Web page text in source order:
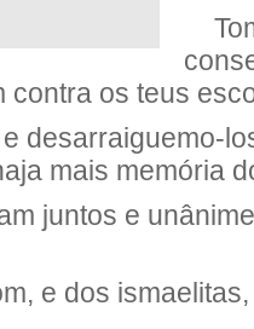
contra os teus
desarraiguemo-
mais memória
juntos e
e dos